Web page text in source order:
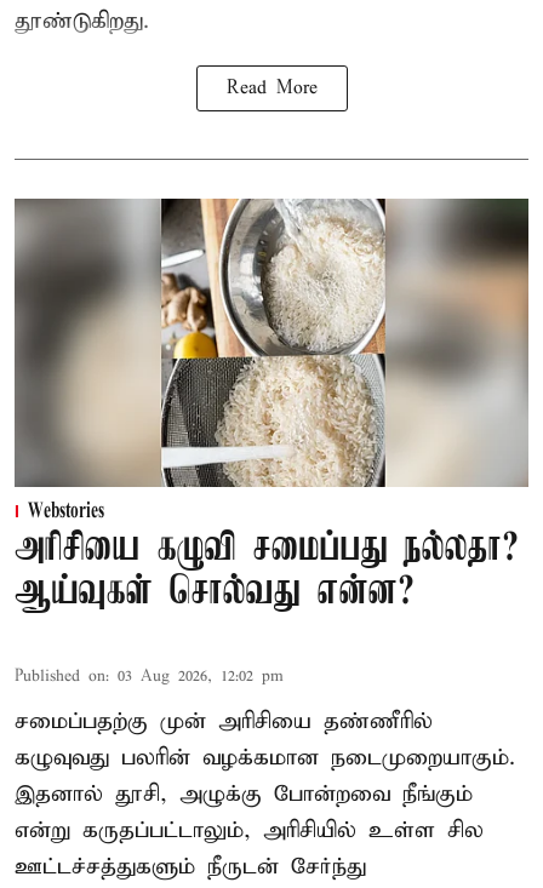
தூண்டுகிறது.
Read More
Webstories
அரிசியை கழுவி சமைப்பது நல்லதா?
ஆய்வுகள் சொல்வது என்ன?
Published on: 03 Aug 2026, 12:02 pm
சமைப்பதற்கு முன் அரிசியை தண்ணீரில்
கழுவுவது பலரின் வழக்கமான நடைமுறையாகும்.
இதனால் தூசி, அழுக்கு போன்றவை நீங்கும்
என்று கருதப்பட்டாலும், அரிசியில் உள்ள சில
ஊட்டச்சத்துகளும் நீருடன் சேர்ந்து